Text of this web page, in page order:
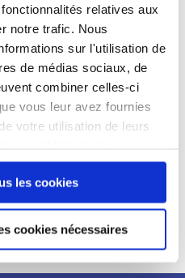
relatives aux
notre trafic. Nous
sur l'utilisation de
de médias sociaux, de
combiner celles-ci
vous leur avez fournies
votre utilisation de leurs
Web.
les cookies
cookies nécessaires